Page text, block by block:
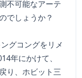
不可能なアーテ
でしょうか？
グコングをリメ
年にかけて、
り、ホビット三